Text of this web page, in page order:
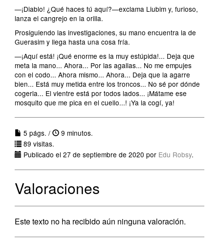
—¡Diablo! ¿Qué haces tú aquí?—exclama Liubim y, furioso,
lanza el cangrejo en la orilla.
Prosiguiendo las investigaciones, su mano encuentra la de
Guerasim y llega hasta una cosa fría.
—¡Aquí está! ¡Qué enorme es la muy estúpida!... Deja que
meta la mano... Ahora... Por las agallas... No me empujes
con el codo... Ahora mismo... Ahora... Deja que la agarre
bien... Está muy metida entre los troncos... No sé por dónde
cogerla... El vientre está por todos lados... ¡Mátame ese
mosquito que me pica en el cuello...! ¡Ya la cogí, ya!
5 págs. /
9 minutos.
89 visitas.
Publicado el 27 de septiembre de 2020 por Edu Robsy.
Valoraciones
Este texto no ha recibido aún ninguna valoración.